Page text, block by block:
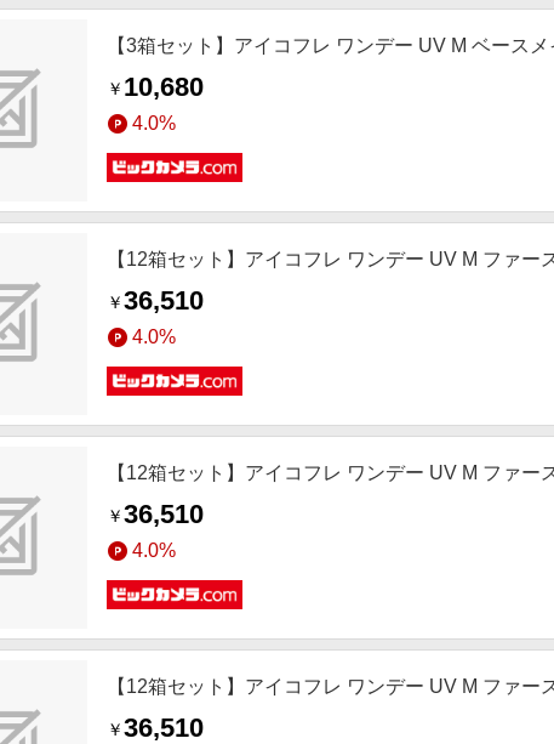
【3箱セット】アイコフレ ワンデー UV M ベース
￥ 10,680
4.0%
【12箱セット】アイコフレ ワンデー UV M ファ
￥36,510
4.0%
【12箱セット】アイコフレ ワンデー UV M ファ
￥36,510
4.0%
【12箱セット】アイコフレ ワンデー UV M ファ
￥36,510